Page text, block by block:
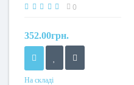
0
352.00грн.
На складі